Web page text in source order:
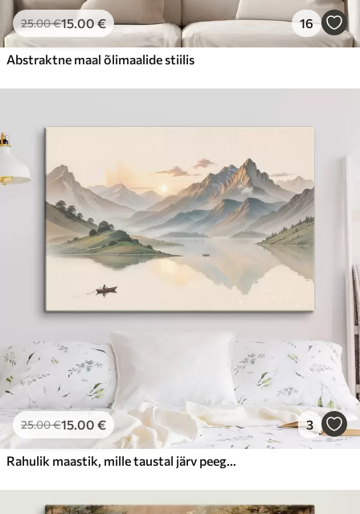
25.00€15.00€ 16
Abstraktne maal õlimaalide stiilis
25.00€15.00 € 3
Rahulik maastik, mille taustal järv peegeldab mägesid ja väike paat vaiksel veekogul